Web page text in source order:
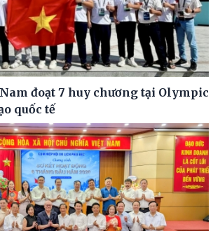
đoạt 7 huy chương tại Olympic
quốc tế